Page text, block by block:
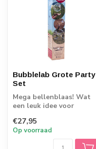
Bubblelab Grote Party
Set
Mega bellenblaas! Wat
een leuk idee voor
€27,95
Op voorraad